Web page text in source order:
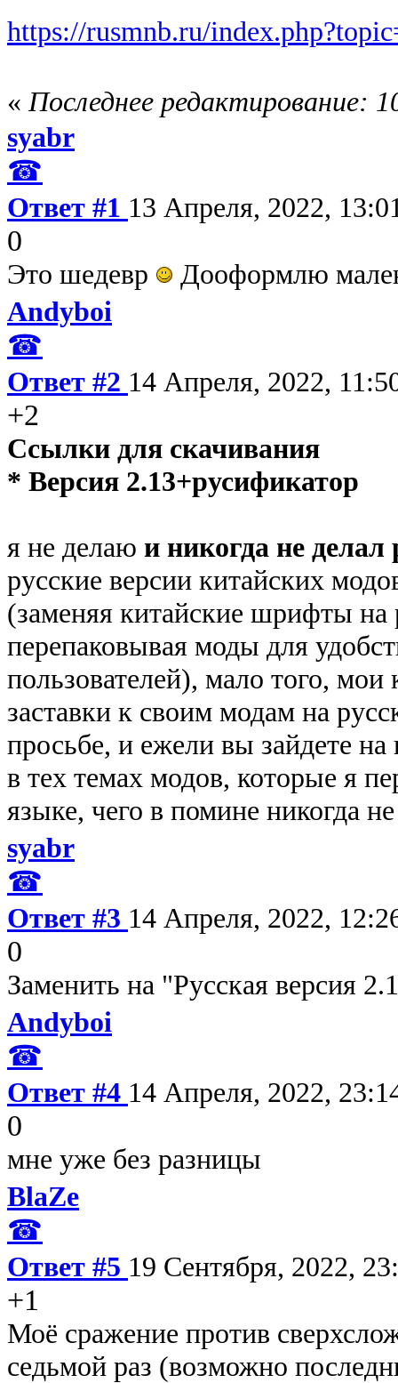
https://rusmnb.ru/
« Последнее редактирование:
syabr
☎
Ответ #1 13 Апреля, 2022,
0
Это шедевр
Дооформлю
Andyboi
☎
Ответ #2 14 Апреля, 2022,
+2
Ссылки для скачивания
* Версия 2.13+русификатор
я не делаю и никогда не
русские версии китайских
(заменяя китайские шрифты на
перепаковывая моды для
пользователей), мало того,
заставки к своим модам на
просьбе, и ежели вы зайдете на
в тех темах модов, которые я
языке, чего в помине никогда
syabr
☎
Ответ #3 14 Апреля, 2022,
0
Заменить на "Русская версия
Andyboi
☎
Ответ #4 14 Апреля, 2022,
0
мне уже без разницы
BlaZe
☎
Ответ #5 19 Сентября, 2022,
+1
Моё сражение против
седьмой раз (возможно